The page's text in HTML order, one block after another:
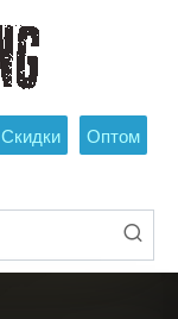
Скидки
Оптом